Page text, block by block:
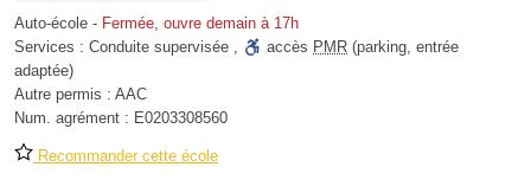
Auto-école - Fermée, ouvre demain à 17h
Services : Conduite supervisée , accès PMR (parking, entrée
adaptée)
Autre permis : AAC
Num. agrément : E0203308560
Recommander cette école